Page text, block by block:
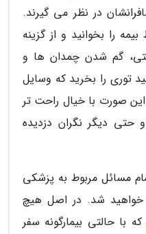
در نظر می گیرند.
را بخوانید و از گزینه
گم شدن چمدان ها و
توری را بخرید که وسایل
صورت با خیال راحت تر
حتی دیگر نگران دزدیده
مسائل مربوط به پزشکی
شد. در اصل هیچ
با حالتی بیمارگونه سفر